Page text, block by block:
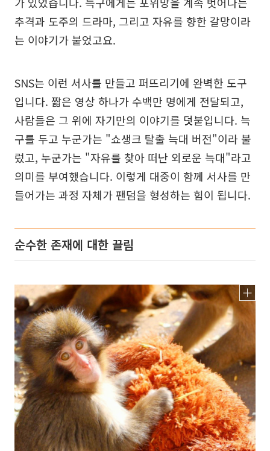
추격과 도주의 드라마, 그리고 자유를 향한 갈망이라
는 이야기가 붙었고요.
SNS는 이런 서사를 만들고 퍼뜨리기에 완벽한 도구
입니다. 짧은 영상 하나가 수백만 명에게 전달되고,
사람들은 그 위에 자기만의 이야기를 덧붙입니다. 늑
구를 두고 누군가는 "쇼생크 탈출 늑대 버전"이라 불
렀고, 누군가는 "자유를 찾아 떠난 외로운 늑대"라고
의미를 부여했습니다. 이렇게 대중이 함께 서사를 만
들어가는 과정 자체가 팬덤을 형성하는 힘이 됩니다.
순수한 존재에 대한 끌림